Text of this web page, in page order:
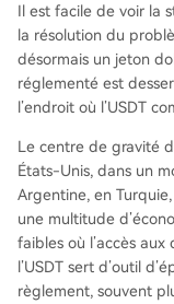
Il est facile de voir la
la résolution du
désormais un jeton
réglementé est
l’endroit où l’USDT
Le centre de gravité
États-Unis, dans un
Argentine, en
une multitude
faibles où l’accès
l’USDT sert d’outil
règlement, souvent